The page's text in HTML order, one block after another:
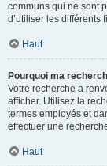
communs qui ne sont
d’utiliser les différents
Haut
Pourquoi ma
Votre recherche a
afficher. Utilisez la
termes employés et
effectuer une
Haut